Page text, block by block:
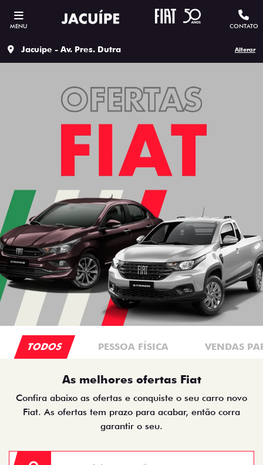
MENU CONTATO
Jacuipe - Av. Pres. Dutra Alterar
TODOS PESSOA FÍSICA VENDAS
As melhores ofertas Fiat
Confira abaixo as ofertas e conquiste o seu carro novo
Fiat. As ofertas tem prazo para acabar, então corra
garantir o seu.